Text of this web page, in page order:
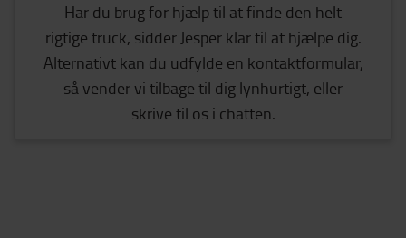
Har du brug for hjælp til at finde den helt
rigtige truck, sidder Jesper klar til at hjælpe dig.
Alternativt kan du udfylde en kontaktformular,
så vender vi tilbage til dig lynhurtigt, eller
skrive til os i chatten.